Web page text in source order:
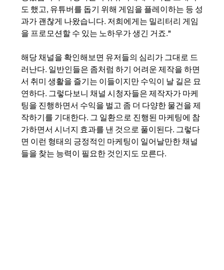
도 했고, 유튜버를 돕기 위해 게임을 플레이하는 등 성
과가 괜찮게 나왔습니다. 저희에게는 밀리터리 게임
을 프로모션할 수 있는 노하우가 생긴 거죠."
해당 채널을 확인해보면 유저들의 심리가 그대로 드
러난다. 일반인들은 좀처럼 하기 어려운 제작을 하면
서 취미 생활을 즐기는 이들이지만 수익이 날 길은 묘
연하다. 그렇다보니 채널 시청자들은 제작자가 마케
팅을 진행하면서 수익을 벌고 좀 더 다양한 물건을 제
작하기를 기대한다. 그 일환으로 진행된 마케팅에 참
가하면서 시너지 효과를 낸 것으로 풀이된다. 그렇다
면 이런 형태의 긍정적인 마케팅이 일어날만한 채널
들을 찾는 능력이 필요한 것인지도 모른다.